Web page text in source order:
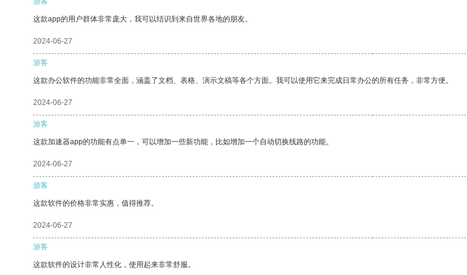
这款app的用户群体非常庞大，我可以结识到来自世界各地的朋友。
2024-06-27
游客
这款办公软件的功能非常全面，涵盖了文档、表格、演示文稿等各个方面。我可以使用它来完成日常办公的所有任务，非常方便。
2024-06-27
游客
这款加速器app的功能有点单一，可以增加一些新功能，比如增加一个自动切换线路的功能。
2024-06-27
游客
这款软件的价格非常实惠，值得推荐。
2024-06-27
游客
这款软件的设计非常人性化，使用起来非常舒服。